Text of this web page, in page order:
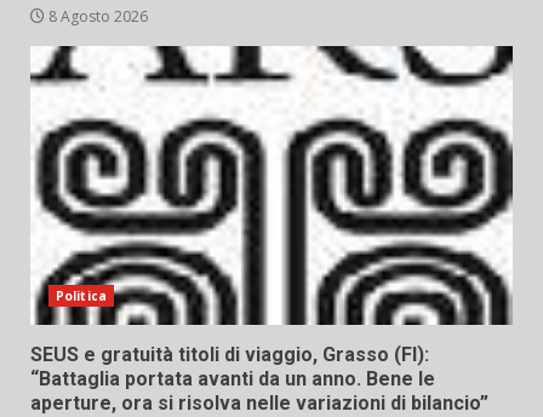
8 Agosto 2026
Politica
SEUS e gratuità titoli di viaggio, Grasso (FI):
“Battaglia portata avanti da un anno. Bene le
aperture, ora si risolva nelle variazioni di bilancio”